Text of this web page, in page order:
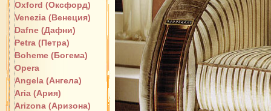
Oxford (Оксфорд)
Venezia (Венеция)
Dafne (Дафни)
Petra (Петра)
Boheme (Богема)
Opera
Angela (Ангела)
Aria (Ария)
Arizona (Аризона)